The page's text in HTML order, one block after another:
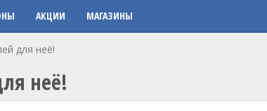
АКЦИИ МАГАЗИНЫ
для неё!
неё!